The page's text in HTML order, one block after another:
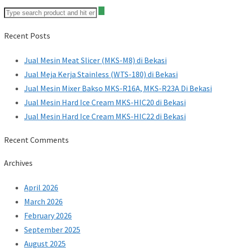
Recent Posts
Jual Mesin Meat Slicer (MKS-M8) di Bekasi
Jual Meja Kerja Stainless (WTS-180) di Bekasi
Jual Mesin Mixer Bakso MKS-R16A, MKS-R23A Di Bekasi
Jual Mesin Hard Ice Cream MKS-HIC20 di Bekasi
Jual Mesin Hard Ice Cream MKS-HIC22 di Bekasi
Recent Comments
Archives
April 2026
March 2026
February 2026
September 2025
August 2025